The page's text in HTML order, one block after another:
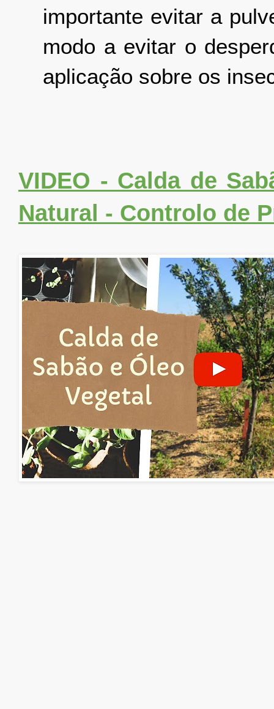
importante evitar a
modo a evitar o
aplicação sobre os
VIDEO - Calda de
Natural - Controlo de